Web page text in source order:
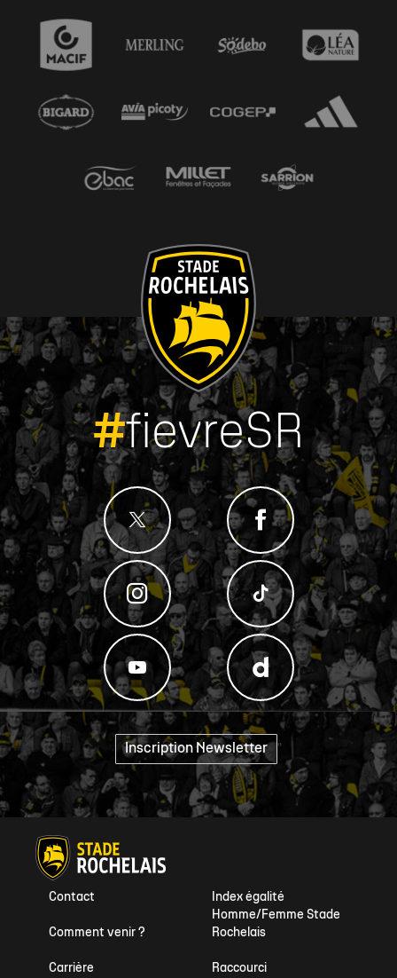
#fievreSR
Inscription Newsletter "
Index égalité
Homme/Femme Stade
Rochelais
Contact
Comment venir ?
Raccourci
Carrière